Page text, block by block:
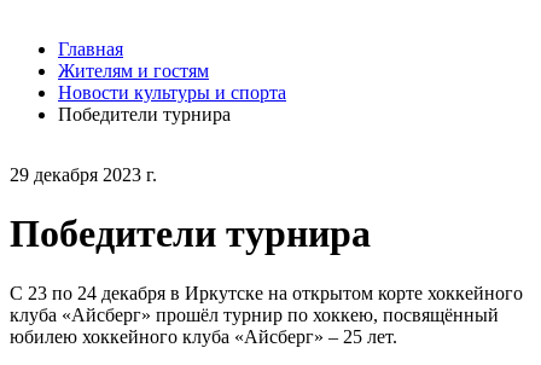
29 декабря 2023 г.
Победители турнира
С 23 по 24 декабря в Иркутске на открытом корте хоккейного
клуба «Айсберг» прошёл турнир по хоккею, посвящённый
юбилею хоккейного клуба «Айсберг» – 25 лет.
Главная
Жителям и гостям
Новости культуры и спорта
Победители турнира